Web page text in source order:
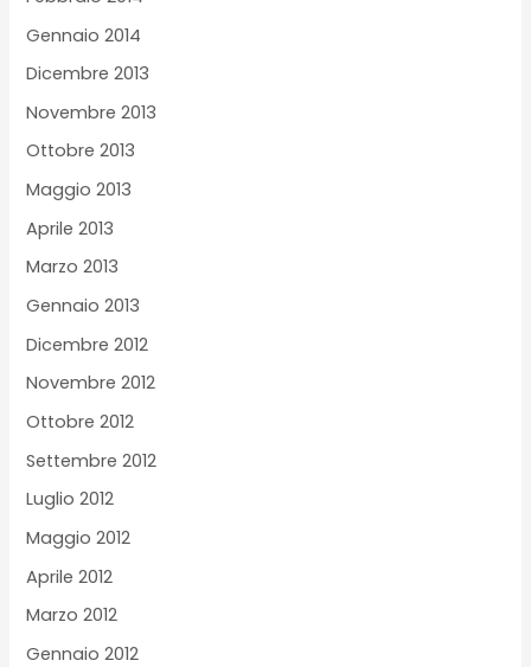
Gennaio 2014
Dicembre 2013
Novembre 2013
Ottobre 2013
Maggio 2013
Aprile 2013
Marzo 2013
Gennaio 2013
Dicembre 2012
Novembre 2012
Ottobre 2012
Settembre 2012
Luglio 2012
Maggio 2012
Aprile 2012
Marzo 2012
Gennaio 2012